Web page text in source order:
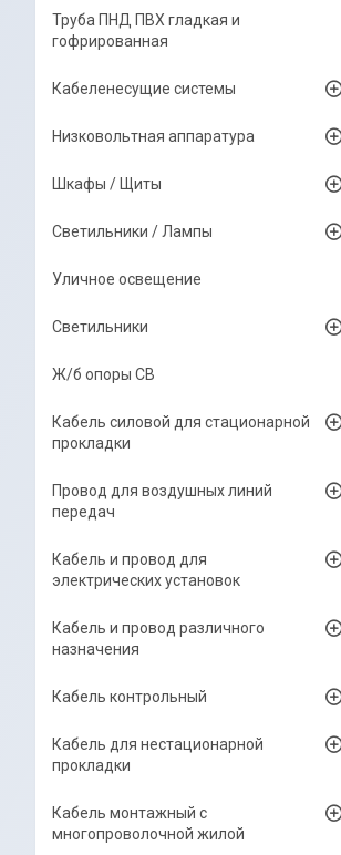
Труба ПНД ПВХ гладкая и
гофрированная
Кабеленесущие системы
Низковольтная аппаратура
Шкафы / Щиты
Светильники / Лампы
Уличное освещение
Светильники
Ж/б опоры СВ
Кабель силовой для стационарной
прокладки
Провод для воздушных линий
передач
Кабель и провод для
электрических установок
Кабель и провод различного
назначения
Кабель контрольный
Кабель для нестационарной
прокладки
Кабель монтажный с
многопроволочной жилой